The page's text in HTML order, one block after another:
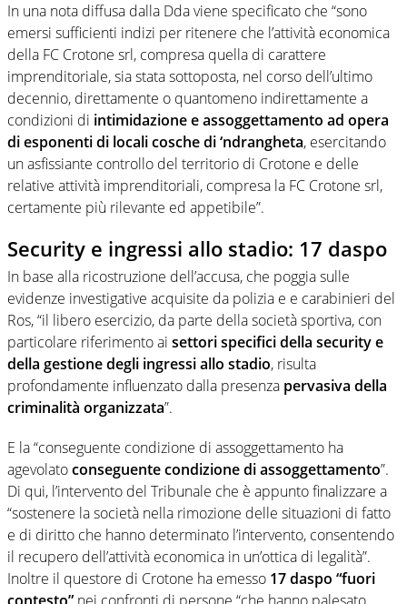
In una nota diffusa dalla Dda viene specificato che “sono
emersi sufficienti indizi per ritenere che l’attività economica
della FC Crotone srl, compresa quella di carattere
imprenditoriale, sia stata sottoposta, nel corso dell’ultimo
decennio, direttamente o quantomeno indirettamente a
condizioni di intimidazione e assoggettamento ad opera
di esponenti di locali cosche di ‘ndrangheta, esercitando
un asfissiante controllo del territorio di Crotone e delle
relative attività imprenditoriali, compresa la FC Crotone srl,
certamente più rilevante ed appetibile”.
Security e ingressi allo stadio: 17 daspo
In base alla ricostruzione dell’accusa, che poggia sulle
evidenze investigative acquisite da polizia e e carabinieri del
Ros, “il libero esercizio, da parte della società sportiva, con
particolare riferimento ai settori specifici della security e
della gestione degli ingressi allo stadio, risulta
profondamente influenzato dalla presenza pervasiva della
criminalità organizzata”.
E la “conseguente condizione di assoggettamento ha
agevolatoconseguente condizione di assoggettamento”.
Di qui, l’intervento del Tribunale che è appunto finalizzare a
“sostenere la società nella rimozione delle situazioni di fatto
e di diritto che hanno determinato l’intervento, consentendo
il recupero dell’attività economica in un’ottica di legalità”.
Inoltre il questore di Crotone ha emesso 17 daspo “fuori